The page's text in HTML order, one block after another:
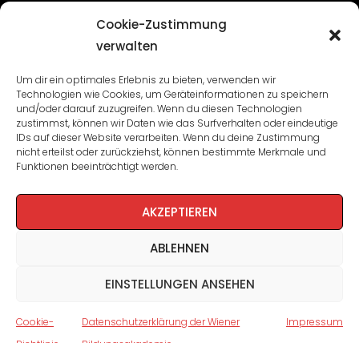
Cookie-Zustimmung
verwalten
Um dir ein optimales Erlebnis zu bieten, verwenden wir
Technologien wie Cookies, um Geräteinformationen zu speichern
und/oder darauf zuzugreifen. Wenn du diesen Technologien
zustimmst, können wir Daten wie das Surfverhalten oder eindeutige
IDs auf dieser Website verarbeiten. Wenn du deine Zustimmung
nicht erteilst oder zurückziehst, können bestimmte Merkmale und
Funktionen beeinträchtigt werden.
AKZEPTIEREN
ABLEHNEN
EINSTELLUNGEN ANSEHEN
Cookie-
Datenschutzerklärung der Wiener
Impressum
Seminare und Veranstaltungen
Lehrgänge
WBA: Direktion und Team
Impressum/Datenschutz
Cookie-Richtlinie